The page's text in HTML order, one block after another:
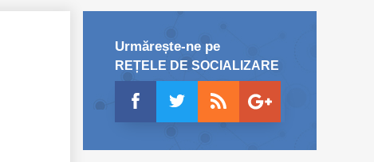
Urmărește-ne pe
REȚELE DE SOCIALIZARE